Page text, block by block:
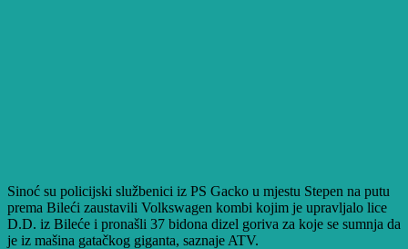
Sinoć su policijski službenici iz PS Gacko u mjestu Stepen na putu
prema Bileći zaustavili Volkswagen kombi kojim je upravljalo lice
D.D. iz Bileće i pronašli 37 bidona dizel goriva za koje se sumnja da
je iz mašina gatačkog giganta, saznaje ATV.